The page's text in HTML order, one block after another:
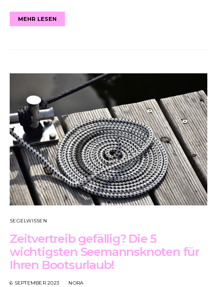
MEHR LESEN
SEGELWISSEN
Zeitvertreib gefällig? Die 5
wichtigsten Seemannsknoten für
Ihren Bootsurlaub!
6 SEPTEMBER 2023 NORA